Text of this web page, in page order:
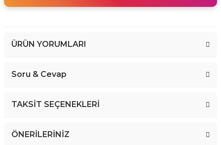
ÜRÜN YORUMLARI
Soru & Cevap
TAKSİT SEÇENEKLERİ
ÖNERİLERİNİZ